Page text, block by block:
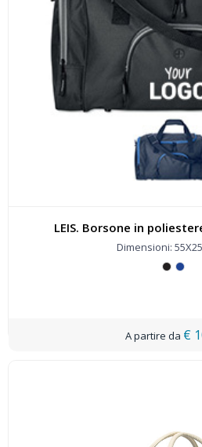
LEIS. Borsone in
Dimensioni:
€